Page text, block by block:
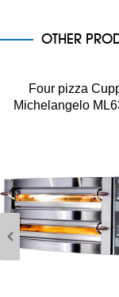
OTHER
Four pizza
Michelangelo